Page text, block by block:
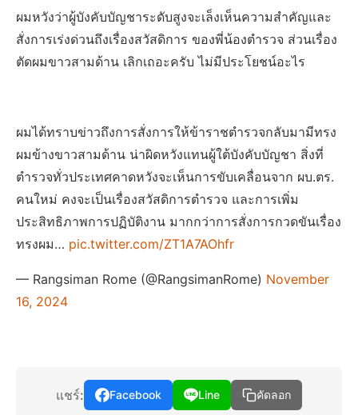
ผมหวังว่าผู้บังคับบัญชาระดับสูงจะเล็งเห็นความสำคัญและ
สั่งการเร่งด่วนถึงเรื่องสวัสดิการ ของพี่น้องตำรวจ ส่วนเรื่อง
ตัดผมขาวสามด้าน เลิกเถอะครับ ไม่มีประโยชน์อะไร
ผมได้ทราบข่าวถึงการสั่งการให้ข้าราชตำรวจกลับมามีทรง
ผมข้างขาวสามด้าน น่าผิดหวังแทนผู้ใต้บังคับบัญชา สิ่งที่
ตำรวจทั่วประเทศคาดหวังจะเห็นการขับเคลื่อนจาก ผบ.ตร.
คนใหม่ คงจะเป็นเรื่องสวัสดิการตำรวจ และการเพิ่ม
ประสิทธิภาพการปฏิบัติงาน มากกว่าการสั่งการกวดขันเรื่อง
ทรงผม… pic.twitter.com/ZT1A7AOhfr
— Rangsiman Rome (@RangsimanRome) November
16, 2024
แชร์: Facebook Line คัดลอก